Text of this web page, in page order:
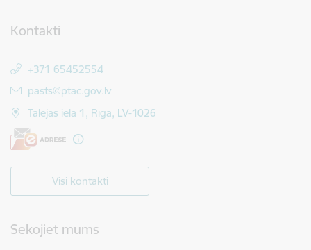
Kontakti
+371 65452554
E-pasts:
pasts@ptac.gov.lv
Talejas iela 1, Rīga, LV-1026
Visi kontakti
Sekojiet mums